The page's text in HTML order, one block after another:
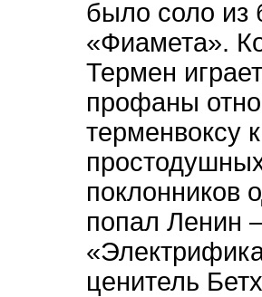
было соло из
«Фиамета».
Термен
профаны
терменвоксу
поклонников
попал Ленин
ценитель